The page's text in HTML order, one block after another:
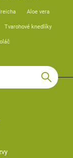
Aloe vera
Tvarohové knedlíky